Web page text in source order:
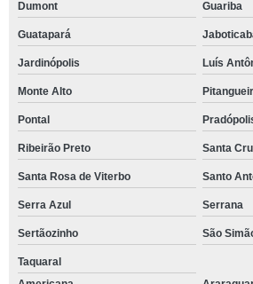
Dumont Guariba
Guatapará
Jardinópolis Luís
Monte Alto
Pontal
Ribeirão Preto Santa
Santa Rosa de Viterbo Santo
Serra Azul Serrana
Sertãozinho São
Taquaral